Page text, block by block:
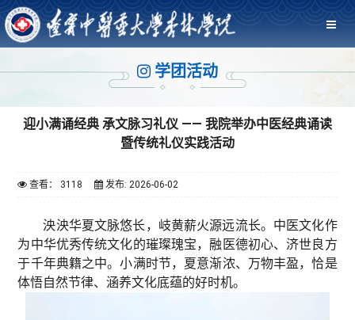
学团活动
迎小满诵经典 承文脉习礼仪 —— 我院举办中医经典诵读
暨传统礼仪实践活动
查看： 3118 发布: 2026-06-02
泱泱华夏文脉悠长，岐黄薪火源远流长。中医文化作
为中华优秀传统文化的璀璨瑰宝，融医德初心、济世良方
于千年典籍之中。小满时节，夏意渐浓、万物丰盈，恰是
体悟自然节律、涵养文化底蕴的好时机。